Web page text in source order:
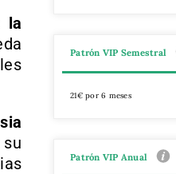
la
Patrón VIP Semestral
21€ por 6 meses
Patrón VIP Anual